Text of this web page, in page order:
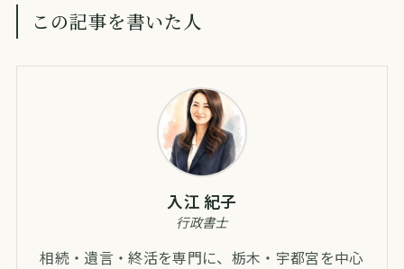
この記事を書いた人
入江 紀子
行政書士
相続・遺言・終活を専門に、栃木・宇都宮を中心